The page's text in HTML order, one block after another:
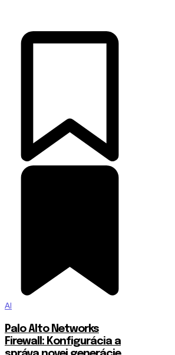
AI
Palo Alto Networks
Firewall: Konfigurácia a